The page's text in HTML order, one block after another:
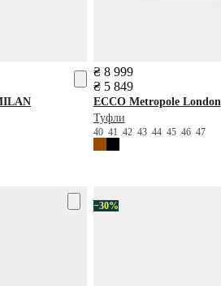
₴ 8 999
₴ 5 849
ECCOMetropole London
Туфли
40 41 42 43 44 45 46 47
−30%